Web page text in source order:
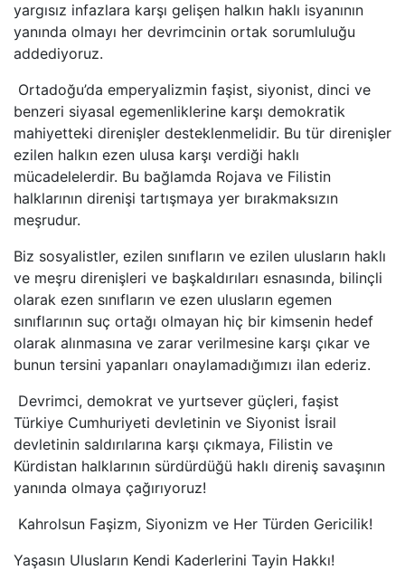
yargısız infazlara karşı gelişen halkın haklı isyanının
yanında olmayı her devrimcinin ortak sorumluluğu
addediyoruz.
Ortadoğu’da emperyalizmin faşist, siyonist, dinci ve
benzeri siyasal egemenliklerine karşı demokratik
mahiyetteki direnişler desteklenmelidir. Bu tür direnişler
ezilen halkın ezen ulusa karşı verdiği haklı
mücadelelerdir. Bu bağlamda Rojava ve Filistin
halklarının direnişi tartışmaya yer bırakmaksızın
meşrudur.
Biz sosyalistler, ezilen sınıfların ve ezilen ulusların haklı
ve meşru direnişleri ve başkaldırıları esnasında, bilinçli
olarak ezen sınıfların ve ezen ulusların egemen
sınıflarının suç ortağı olmayan hiç bir kimsenin hedef
olarak alınmasına ve zarar verilmesine karşı çıkar ve
bunun tersini yapanları onaylamadığımızı ilan ederiz.
Devrimci, demokrat ve yurtsever güçleri, faşist
Türkiye Cumhuriyeti devletinin ve Siyonist İsrail
devletinin saldırılarına karşı çıkmaya, Filistin ve
Kürdistan halklarının sürdürdüğü haklı direniş savaşının
yanında olmaya çağırıyoruz!
Kahrolsun Faşizm, Siyonizm ve Her Türden Gericilik!
Yaşasın Ulusların Kendi Kaderlerini Tayin Hakkı!